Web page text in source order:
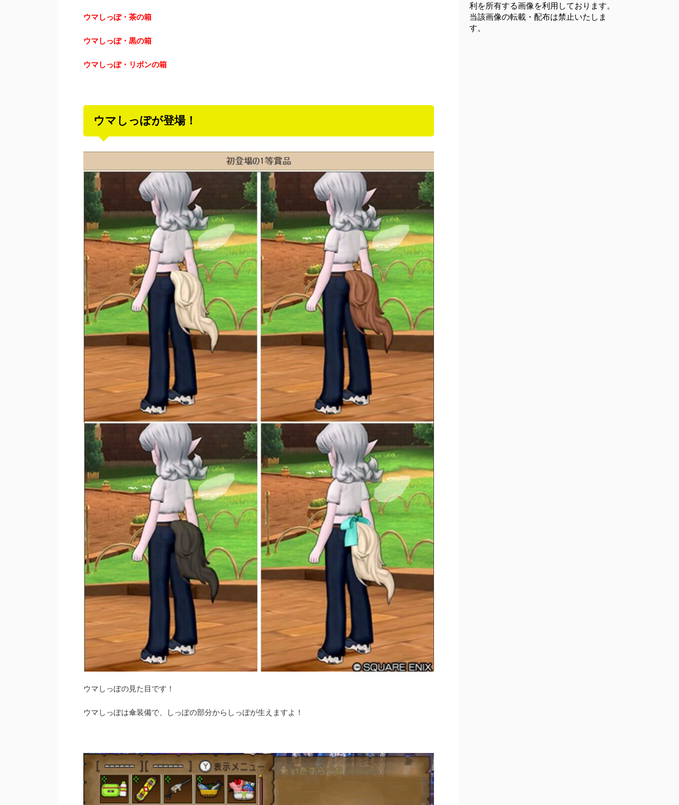
ウマしっぽ・茶の箱
ウマしっぽ・黒の箱
ウマしっぽ・リボンの箱
ウマしっぽが登場！
ウマしっぽの見た目です！
ウマしっぽは傘装備で、しっぽの部分からしっぽが生えますよ！
利を所有する画像を利用しております。
当該画像の転載・配布は禁止いたしま
す。